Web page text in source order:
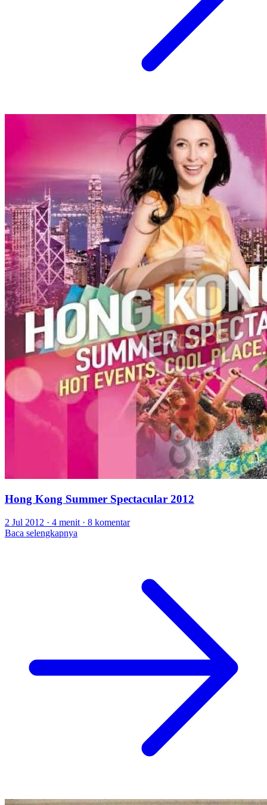
Hong Kong Summer Spectacular 2012
2 Jul 2012 · 4 menit · 8 komentar
Baca selengkapnya